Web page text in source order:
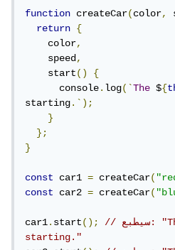
function createCar(color,
return
{
    color
,
    speed
,
    start
()
{
      console
.log(`The ${
starting.`);
}
};
}
const car1 = createCar(
const
car2 = createCar(
car1.start();
// سيطبع: "The red car is
starting."